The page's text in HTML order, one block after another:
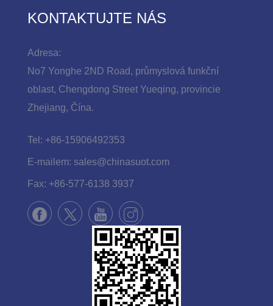
KONTAKTUJTE NÁS
Adresa:
No7 Yonghe 2ND Road, průmyslová funkční
oblast, Chengdong Street Yueqing, provincie
Zhejiang, Čína.
Tel: +86-15906492353
E-mailem: sales@chinasuot.com
Fax: +86-577-6138 3937